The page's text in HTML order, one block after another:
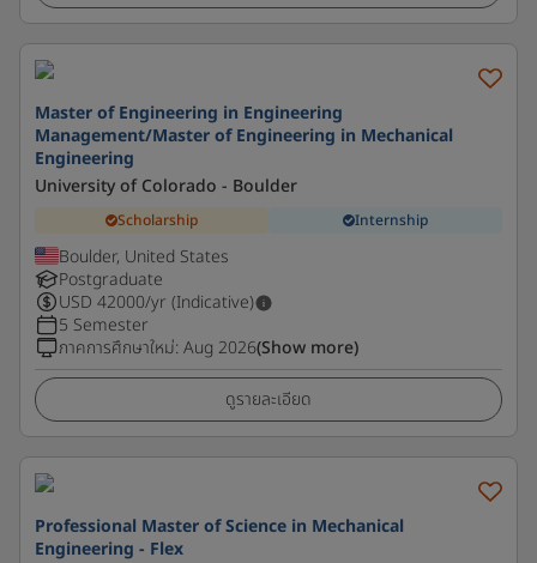
Master of Engineering in Engineering
Management/Master of Engineering in Mechanical
Engineering
University of Colorado - Boulder
Scholarship Internship
Boulder, United States
Postgraduate
USD 42000/yr (Indicative)
5 Semester
ภาคการศึกษาใหม่:Aug 2026(Show more)
ดูรายละเอียด
Professional Master of Science in Mechanical
Engineering - Flex